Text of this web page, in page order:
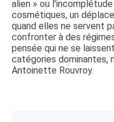
alien » ou
cosmétiques, un
quand elles ne servent
confronter à des
pensée qui ne se
catégories dominantes,
Antoinette Rouvroy.